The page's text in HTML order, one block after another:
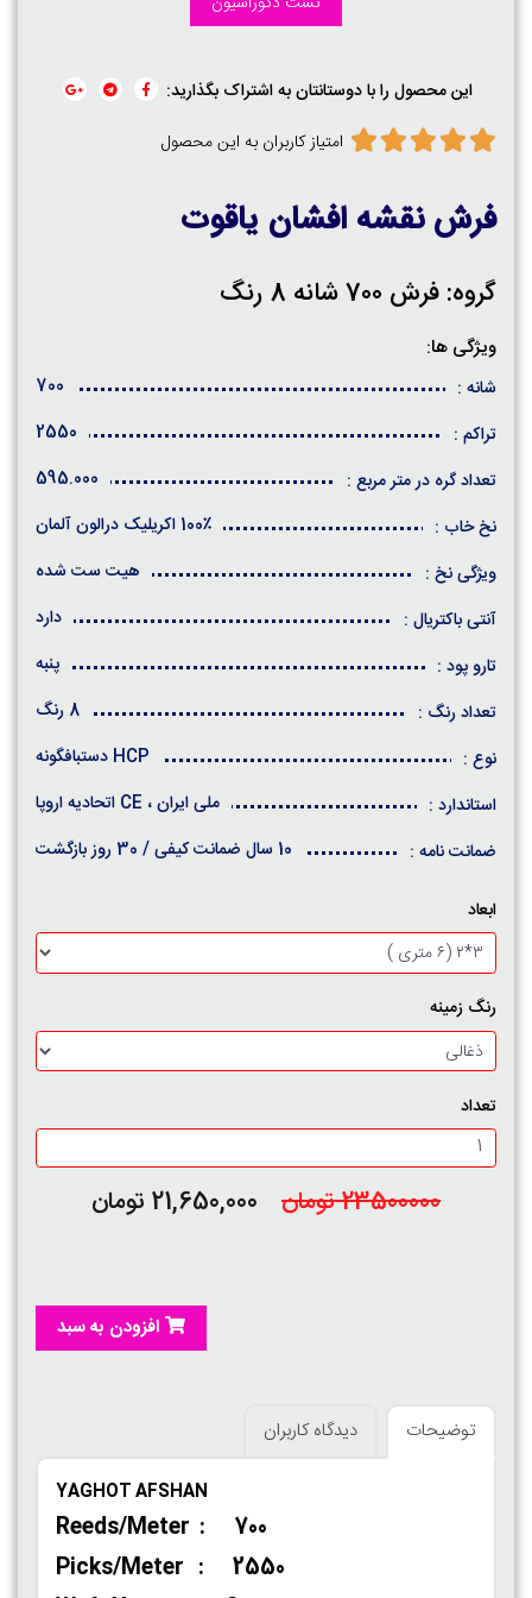
این محصول را با دوستانتان به اشتراک بگذارید:
امتیاز کاربران به این محصول
فرش نقشه افشان یاقوت
گروه: فرش 700 شانه 8 رنگ
ویژگی ها:
شانه :
700
تراکم :
2550
تعداد گره در متر مربع :
595.000
نخ خاب :
100٪ اکریلیک درالون آلمان
ویژگی نخ :
هیت ست شده
آنتی باکتریال :
دارد
تارو پود :
پنبه
تعداد رنگ :
8 رنگ
نوع :
HCP دستبافگونه
استاندارد :
ملی ایران ، CE اتحادیه اروپا
ضمانت نامه :
10 سال ضمانت کیفی / 30 روز بازگشت
ابعاد
رنگ زمینه
تعداد
23500000 تومان 21,650,000 تومان
افزودن به سبد
توضیحات دیدگاه کاربران
YAGHOT AFSHAN
Reeds/Meter : 700
Picks/Meter : 2550